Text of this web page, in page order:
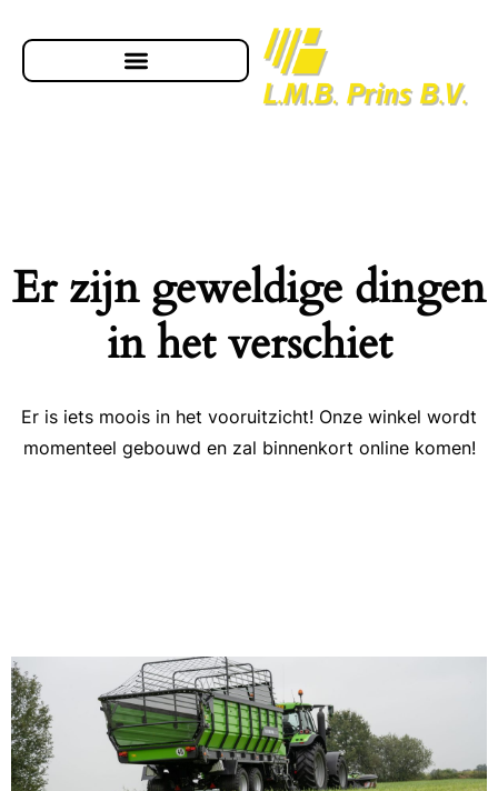
Er zijn geweldige dingen
in het verschiet
Er is iets moois in het vooruitzicht! Onze winkel wordt
momenteel gebouwd en zal binnenkort online komen!